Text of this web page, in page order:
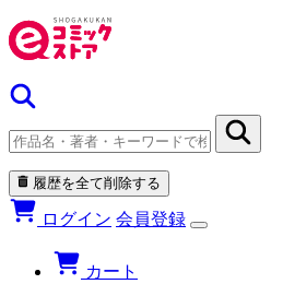
履歴を全て削除する
ログイン 会員登録
カート